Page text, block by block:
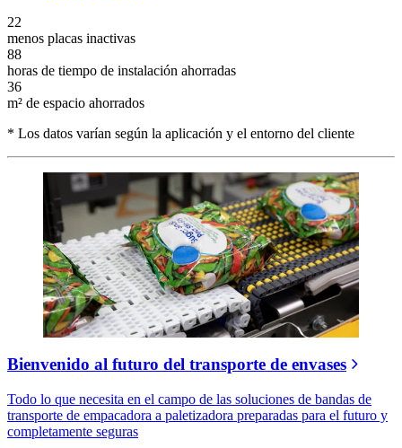
22
menos placas inactivas
88
horas de tiempo de instalación ahorradas
36
m² de espacio ahorrados
* Los datos varían según la aplicación y el entorno del cliente
Bienvenido al futuro del transporte de envases
Todo lo que necesita en el campo de las soluciones de bandas de
transporte de empacadora a paletizadora preparadas para el futuro y
completamente seguras